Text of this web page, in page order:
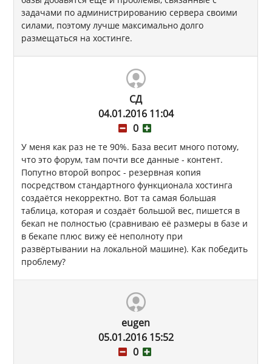
задачами по администрированию сервера своими
силами, поэтому лучше максимально долго
размещаться на хостинге.
СД
04.01.2016 11:04
0
У меня как раз не те 90%. База весит много потому,
что это форум, там почти все данные - контент.
Попутно второй вопрос - резервная копия
посредством стандартного функционала хостинга
создаётся некорректно. Вот та самая большая
таблица, которая и создаёт большой вес, пишется в
бекап не полностью (сравниваю её размеры в базе и
в бекапе плюс вижу её неполноту при
развёртывании на локальной машине). Как победить
проблему?
eugen
05.01.2016 15:52
0